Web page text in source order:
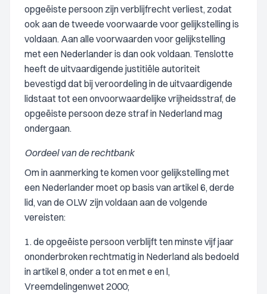
opgeëiste persoon zijn verblijfrecht verliest, zodat
ook aan de tweede voorwaarde voor gelijkstelling is
voldaan. Aan alle voorwaarden voor gelijkstelling
met een Nederlander is dan ook voldaan. Tenslotte
heeft de uitvaardigende justitiële autoriteit
bevestigd dat bij veroordeling in de uitvaardigende
lidstaat tot een onvoorwaardelijke vrijheidsstraf, de
opgeëiste persoon deze straf in Nederland mag
ondergaan.
Oordeel van de rechtbank
Om in aanmerking te komen voor gelijkstelling met
een Nederlander moet op basis van artikel 6, derde
lid, van de OLW zijn voldaan aan de volgende
vereisten:
1. de opgeëiste persoon verblijft ten minste vijf jaar
ononderbroken rechtmatig in Nederland als bedoeld
in artikel 8, onder a tot en met e en l,
Vreemdelingenwet 2000;